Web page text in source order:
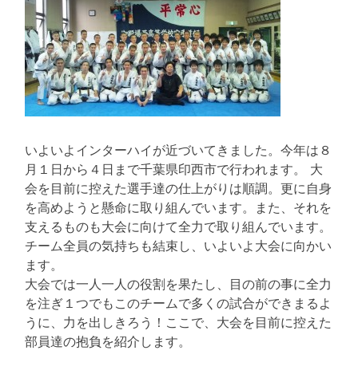
いよいよインターハイが近づいてきました。今年は８
月１日から４日まで千葉県印西市で行われます。 大
会を目前に控えた選手達の仕上がりは順調。更に自身
を高めようと懸命に取り組んでいます。また、それを
支えるものも大会に向けて全力で取り組んでいます。
チーム全員の気持ちも結束し、いよいよ大会に向かい
ます。
大会では一人一人の役割を果たし、目の前の事に全力
を注ぎ１つでもこのチームで多くの試合ができまるよ
うに、力を出しきろう！ここで、大会を目前に控えた
部員達の抱負を紹介します。